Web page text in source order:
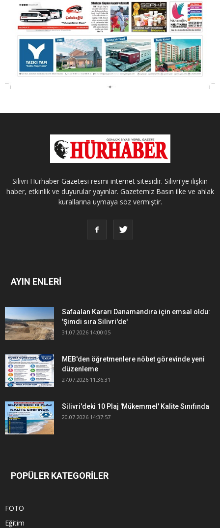
Silivri Hürhaber Gazetesi resmi internet sitesidir. Silivri'ye ilişkin
haber, etkinlik ve duyurular yayınlar. Gazetemiz Basın ilke ve ahlak
kurallarına uymaya söz vermiştir.
AYIN ENLERİ
Safaalan Kararı Danamandıra için emsal oldu:
'Şimdi sıra Silivri'de'
31.07.2026 14:00:05
MEB'den öğretmenlere nöbet görevinde yeni
düzenleme
27.07.2026 11:36:31
Silivri'deki 10 Plaj 'Mükemmel' Kalite Sınıfında
20.07.2026 14:37:57
POPÜLER KATEGORİLER
FOTO
Eğitim